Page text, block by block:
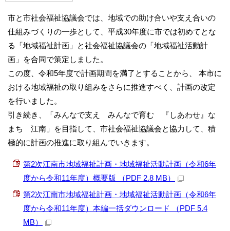
市と市社会福祉協議会では、地域での助け合いや支え合いの
仕組みづくりの一歩として、平成30年度に市では初めてとな
る「地域福祉計画」と社会福祉協議会の「地域福祉活動計
画」を合同で策定しました。
この度、令和5年度で計画期間を満了とすることから、 本市に
おける地域福祉の取り組みをさらに推進すべく、計画の改定
を行いました。
引き続き、「みんなで支え みんなで育む 『しあわせ』な
まち 江南」を目指して、市社会福祉協議会と協力して、積
極的に計画の推進に取り組んでいきます。
第2次江南市地域福祉計画・地域福祉活動計画（令和6年
度から令和11年度）概要版 （PDF 2.8 MB）
第2次江南市地域福祉計画・地域福祉活動計画（令和6年
度から令和11年度）本編一括ダウンロード （PDF 5.4
MB）